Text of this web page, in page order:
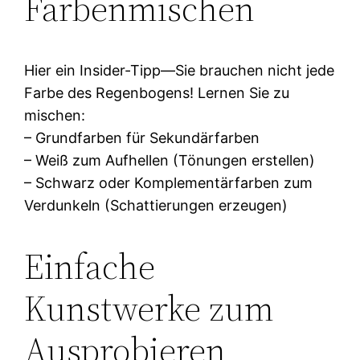
Hier ein Insider-Tipp—Sie brauchen nicht jede
Farbe des Regenbogens! Lernen Sie zu
mischen:
– Grundfarben für Sekundärfarben
– Weiß zum Aufhellen (Tönungen erstellen)
– Schwarz oder Komplementärfarben zum
Verdunkeln (Schattierungen erzeugen)
Einfache
Kunstwerke zum
Ausprobieren